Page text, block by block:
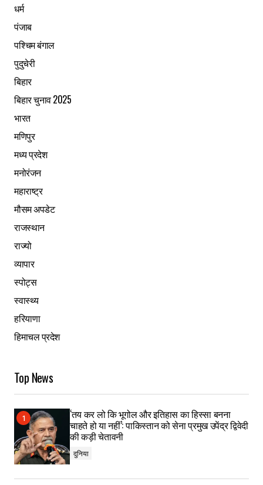
धर्म
पंजाब
पश्चिम बंगाल
पुदुचेरी
बिहार
बिहार चुनाव 2025
भारत
मणिपुर
मध्य प्रदेश
मनोरंजन
महाराष्ट्र
मौसम अपडेट
राजस्थान
राज्यो
व्यापार
स्पोट्स
स्वास्थ्य
हरियाणा
हिमाचल प्रदेश
Top News
‘तय कर लो कि भूगोल और इतिहास का हिस्सा बनना
चाहते हो या नहीं’: पाकिस्तान को सेना प्रमुख उपेंद्र द्विवेदी
की कड़ी चेतावनी
दुनिया